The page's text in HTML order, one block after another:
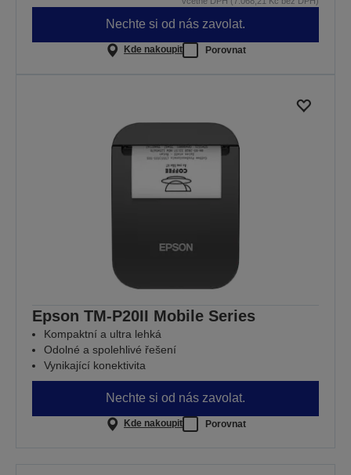
Nechte si od nás zavolat.
Kde nakoupit Porovnat
Epson TM-P20II Mobile Series
Kompaktní a ultra lehká
Odolné a spolehlivé řešení
Vynikající konektivita
Nechte si od nás zavolat.
Kde nakoupit Porovnat